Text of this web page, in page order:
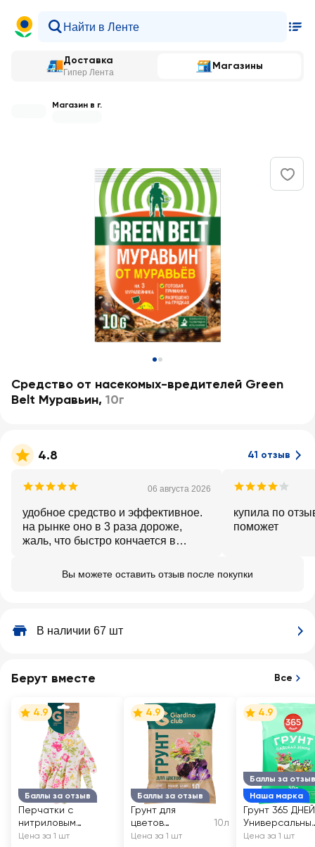
Доставка
Гипер Лента
Магазины
Магазин в г.
Средство от насекомых-вредителей Green
Belt Муравьин, 10г
4.8 41 отзыв
06 августа 2026
удобное средство и эффективное.
на рынке оно в 3 раза дороже,
жаль, что быстро кончается в
перекупщики.
купила по
поможет
Вы можете оставить отзыв после покупки
В наличии 67 шт
Берут вместе Все
Баллы за отзыв
4.9
Перчатки с
нитриловым
покрытием
Цена за 1 шт
Баллы за отзыв
4.9
Грунт для
цветов
GIARDINO CLUB
10л
Цена за 1 шт
Баллы за отзыв
Наша марка
4.9
Грунт 365 ДНЕЙ
земля садовая
Цена за 1 шт